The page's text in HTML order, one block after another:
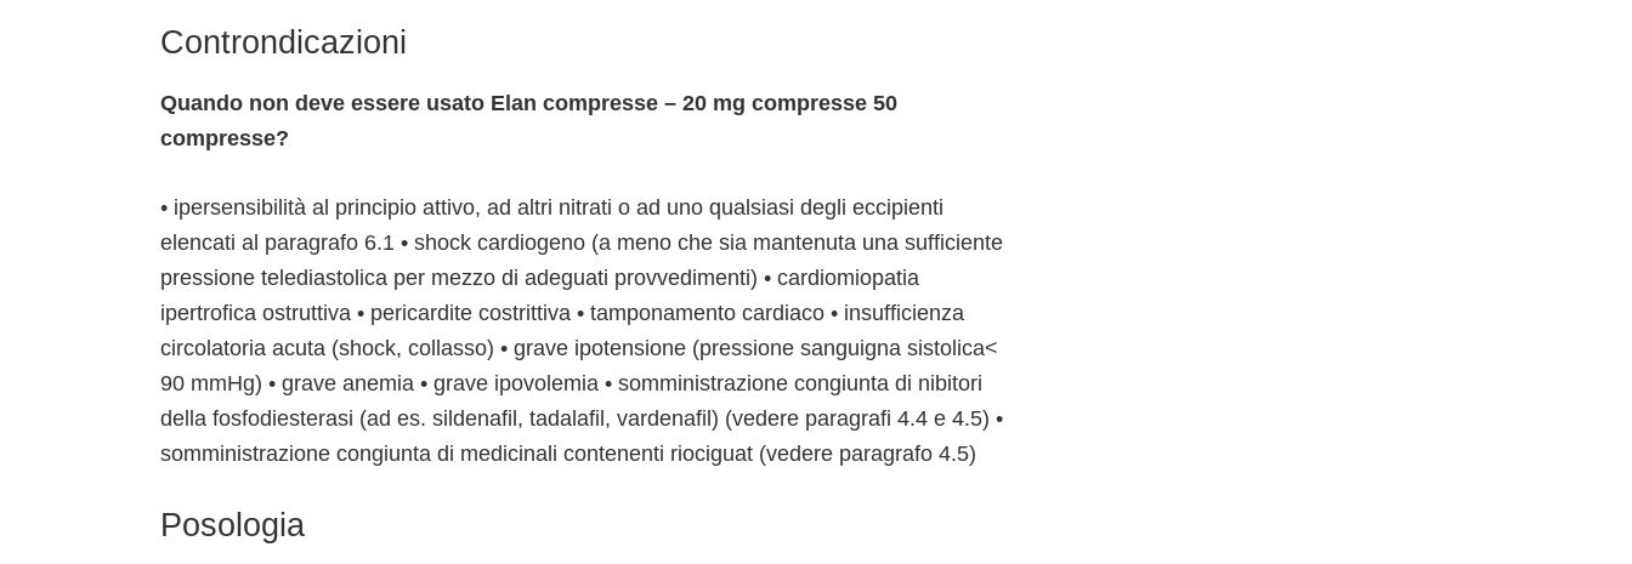
Controndicazioni
Quando non deve essere usato Elan compresse – 20 mg compresse 50
compresse?
• ipersensibilità al principio attivo, ad altri nitrati o ad uno qualsiasi degli eccipienti
elencati al paragrafo 6.1 • shock cardiogeno (a meno che sia mantenuta una sufficiente
pressione telediastolica per mezzo di adeguati provvedimenti) • cardiomiopatia
ipertrofica ostruttiva • pericardite costrittiva • tamponamento cardiaco • insufficienza
circolatoria acuta (shock, collasso) • grave ipotensione (pressione sanguigna sistolica<
90 mmHg) • grave anemia • grave ipovolemia • somministrazione congiunta di nibitori
della fosfodiesterasi (ad es. sildenafil, tadalafil, vardenafil) (vedere paragrafi 4.4 e 4.5) •
somministrazione congiunta di medicinali contenenti riociguat (vedere paragrafo 4.5)
Posologia